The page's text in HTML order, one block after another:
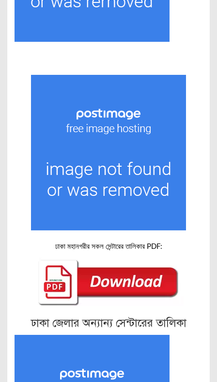
ঢাকা মহানগরীর সকল সেন্টারের তালিকার PDF:
ঢাকা জেলার অন্যান্য সেন্টারের তালিকা